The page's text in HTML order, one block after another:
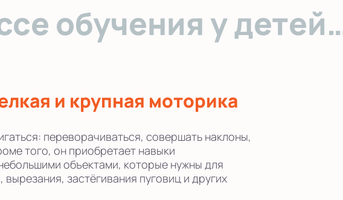
обучения у
и крупная моторика
переворачиваться, совершать наклоны,
того, он приобретает навыки
объектами, которые нужны для
застёгивания пуговиц и других